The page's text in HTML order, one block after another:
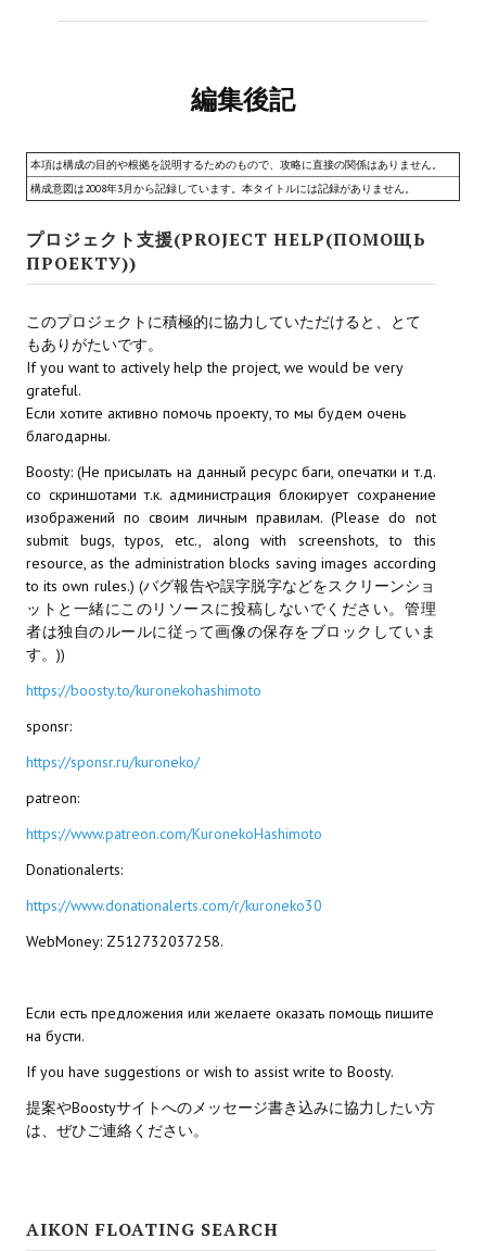
編集後記
本項は構成の目的や根拠を説明するためのもので、攻略に直接の関係はありません。
構成意図は2008年3月から記録しています。本タイトルには記録がありません。
プロジェクト支援(PROJECT HELP(ПОМОЩЬ
ПРОЕКТУ))
このプロジェクトに積極的に協力していただけると、とて
もありがたいです。
If you want to actively help the project, we would be very
grateful.
Если хотите активно помочь проекту, то мы будем очень
благодарны.
Boosty: (Не присылать на данный ресурс баги, опечатки и т.д.
со скриншотами т.к. администрация блокирует сохранение
изображений по своим личным правилам. (Please do not
submit bugs, typos, etc., along with screenshots, to this
resource, as the administration blocks saving images according
to its own rules.) (バグ報告や誤字脱字などをスクリーンショ
ットと一緒にこのリソースに投稿しないでください。管理
者は独自のルールに従って画像の保存をブロックしていま
す。))
https://boosty.to/kuronekohashimoto
sponsr:
https://sponsr.ru/kuroneko/
patreon:
https://www.patreon.com/KuronekoHashimoto
Donationalerts:
https://www.donationalerts.com/r/kuroneko30
WebMoney: Z512732037258.
Если есть предложения или желаете оказать помощь пишите
на бусти.
If you have suggestions or wish to assist write to Boosty.
提案やBoostyサイトへのメッセージ書き込みに協力したい方
は、ぜひご連絡ください。
AIKON FLOATING SEARCH